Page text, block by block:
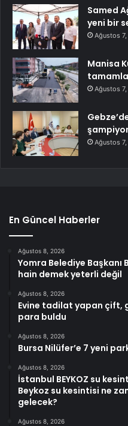
Samed
yeni bir
Ağustos
Manisa
Ağustos
Ağustos
En Güncel Haberler
Ağustos 8, 2026
Yomra Belediye Başkanı
hain demek yeterli değil
Ağustos 8, 2026
Evine tadilat yapan çift,
para buldu
Ağustos 8, 2026
Bursa Nilüfer’e 7 yeni
Ağustos 8, 2026
İstanbul BEYKOZ su
Beykoz su kesintisi ne
gelecek?
Ağustos 8, 2026